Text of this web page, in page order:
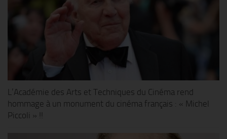
L’Académie des Arts et Techniques du Cinéma rend
hommage à un monument du cinéma français : « Michel
Piccoli » !!